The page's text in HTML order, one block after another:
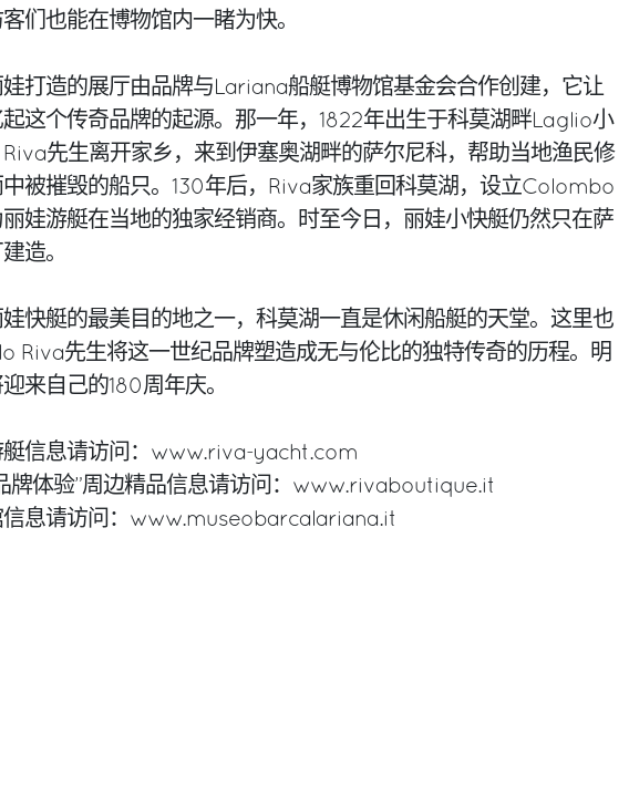
们也能在博物馆内一睹为快。
打造的展厅由品牌与Lariana船艇博物馆基金会合作创建，它让
这个传奇品牌的起源。那一年，1822年出生于科莫湖畔Laglio小
先生离开家乡，来到伊塞奥湖畔的萨尔尼科，帮助当地渔民修
被摧毁的船只。130年后，Riva家族重回科莫湖，设立Colombo
娃游艇在当地的独家经销商。时至今日，丽娃小快艇仍然只在萨
造。
快艇的最美目的地之一，科莫湖一直是休闲船艇的天堂。这里也
Riva先生将这一世纪品牌塑造成无与伦比的独特传奇的历程。明
来自己的180周年庆。
艇信息请访问：www.riva-yacht.com
牌体验”周边精品信息请访问：www.rivaboutique.it
信息请访问：www.museobarcalariana.it